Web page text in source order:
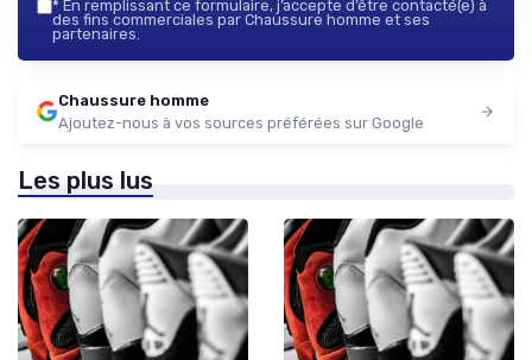
* En remplissant ce formulaire, j’accepte d’être contacté(e) à
des fins commerciales par Chaussure homme et ses
partenaires.
Chaussure homme
Ajoutez-nous à vos sources préférées sur Google
Les plus lus